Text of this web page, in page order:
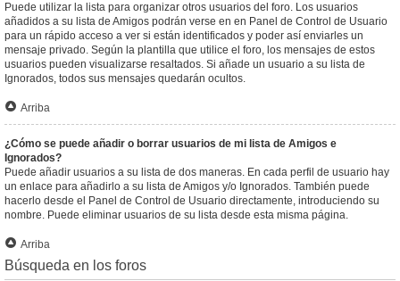
Puede utilizar la lista para organizar otros usuarios del foro. Los usuarios
añadidos a su lista de Amigos podrán verse en en Panel de Control de Usuario
para un rápido acceso a ver si están identificados y poder así enviarles un
mensaje privado. Según la plantilla que utilice el foro, los mensajes de estos
usuarios pueden visualizarse resaltados. Si añade un usuario a su lista de
Ignorados, todos sus mensajes quedarán ocultos.
Arriba
¿Cómo se puede añadir o borrar usuarios de mi lista de Amigos e
Ignorados?
Puede añadir usuarios a su lista de dos maneras. En cada perfil de usuario hay
un enlace para añadirlo a su lista de Amigos y/o Ignorados. También puede
hacerlo desde el Panel de Control de Usuario directamente, introduciendo su
nombre. Puede eliminar usuarios de su lista desde esta misma página.
Arriba
Búsqueda en los foros